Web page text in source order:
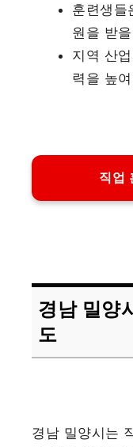
훈련생들
원을 받
지역 산
력을 높
직업
경남 밀양
도
경남 밀양시는